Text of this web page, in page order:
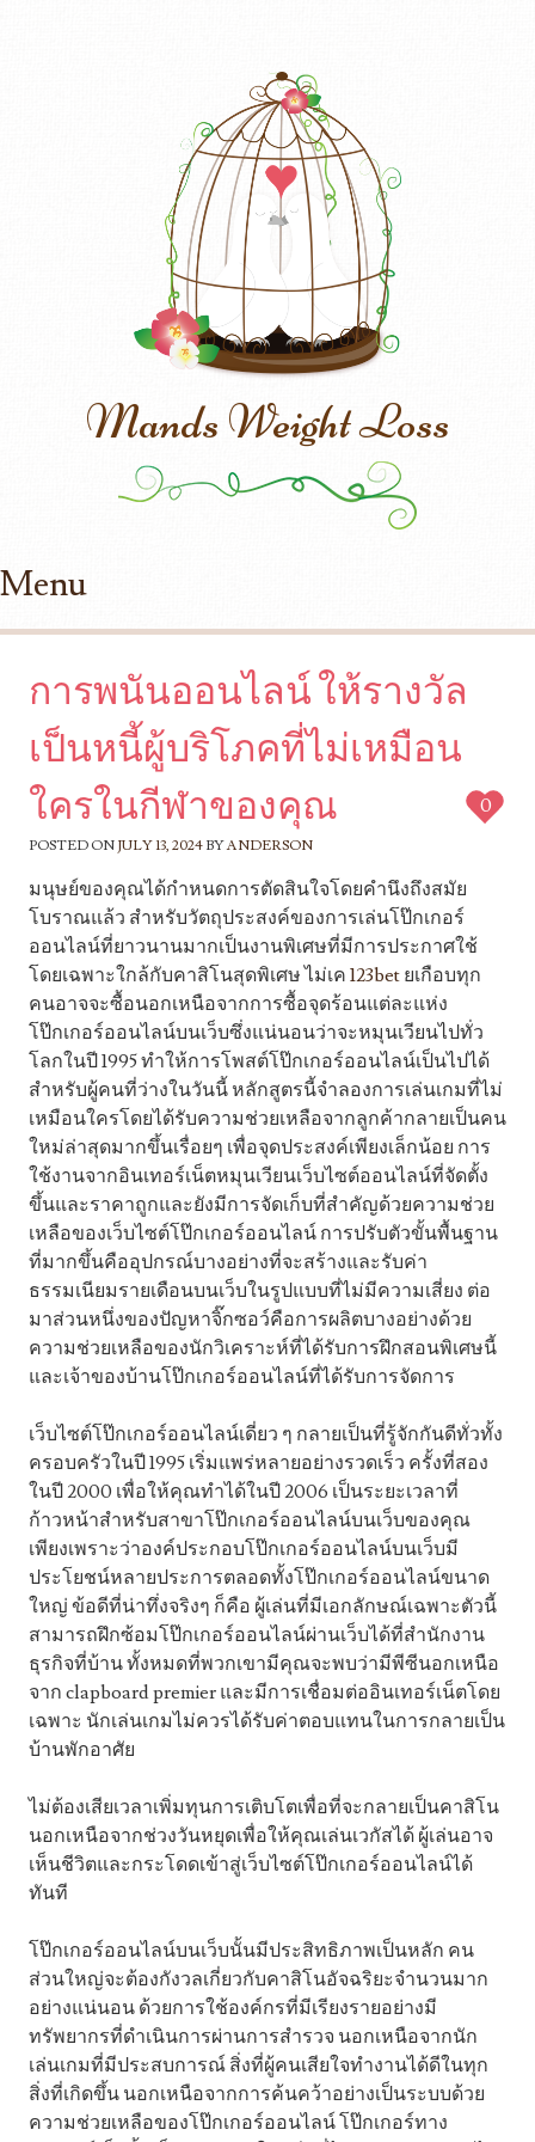
Mands Weight Loss
Menu
การพนันออนไลน์ ให้รางวัล
เป็นหนี้ผู้บริโภคที่ไม่เหมือน
ใครในกีฬาของคุณ
POSTED ON JULY 13, 2024 BYANDERSON
0
มนุษย์ของคุณได้กำหนดการตัดสินใจโดยคำนึงถึงสมัย
โบราณแล้ว สำหรับวัตถุประสงค์ของการเล่นโป๊กเกอร์
ออนไลน์ที่ยาวนานมากเป็นงานพิเศษที่มีการประกาศใช้
โดยเฉพาะใกล้กับคาสิโนสุดพิเศษ ไม่เค 123bet ยเกือบทุก
คนอาจจะซื้อนอกเหนือจากการซื้อจุดร้อนแต่ละแห่ง
โป๊กเกอร์ออนไลน์บนเว็บซึ่งแน่นอนว่าจะหมุนเวียนไปทั่ว
โลกในปี 1995 ทำให้การโพสต์โป๊กเกอร์ออนไลน์เป็นไปได้
สำหรับผู้คนที่ว่างในวันนี้ หลักสูตรนี้จำลองการเล่นเกมที่ไม่
เหมือนใครโดยได้รับความช่วยเหลือจากลูกค้ากลายเป็นคน
ใหม่ล่าสุดมากขึ้นเรื่อยๆ เพื่อจุดประสงค์เพียงเล็กน้อย การ
ใช้งานจากอินเทอร์เน็ตหมุนเวียนเว็บไซต์ออนไลน์ที่จัดตั้ง
ขึ้นและราคาถูกและยังมีการจัดเก็บที่สำคัญด้วยความช่วย
เหลือของเว็บไซต์โป๊กเกอร์ออนไลน์ การปรับตัวขั้นพื้นฐาน
ที่มากขึ้นคืออุปกรณ์บางอย่างที่จะสร้างและรับค่า
ธรรมเนียมรายเดือนบนเว็บในรูปแบบที่ไม่มีความเสี่ยง ต่อ
มาส่วนหนึ่งของปัญหาจิ๊กซอว์คือการผลิตบางอย่างด้วย
ความช่วยเหลือของนักวิเคราะห์ที่ได้รับการฝึกสอนพิเศษนี้
และเจ้าของบ้านโป๊กเกอร์ออนไลน์ที่ได้รับการจัดการ
เว็บไซต์โป๊กเกอร์ออนไลน์เดี่ยว ๆ กลายเป็นที่รู้จักกันดีทั่วทั้ง
ครอบครัวในปี 1995 เริ่มแพร่หลายอย่างรวดเร็ว ครั้งที่สอง
ในปี 2000 เพื่อให้คุณทำได้ในปี 2006 เป็นระยะเวลาที่
ก้าวหน้าสำหรับสาขาโป๊กเกอร์ออนไลน์บนเว็บของคุณ
เพียงเพราะว่าองค์ประกอบโป๊กเกอร์ออนไลน์บนเว็บมี
ประโยชน์หลายประการตลอดทั้งโป๊กเกอร์ออนไลน์ขนาด
ใหญ่ ข้อดีที่น่าทึ่งจริงๆ ก็คือ ผู้เล่นที่มีเอกลักษณ์เฉพาะตัวนี้
สามารถฝึกซ้อมโป๊กเกอร์ออนไลน์ผ่านเว็บได้ที่สำนักงาน
ธุรกิจที่บ้าน ทั้งหมดที่พวกเขามีคุณจะพบว่ามีพีซีนอกเหนือ
จาก clapboard premier และมีการเชื่อมต่ออินเทอร์เน็ตโดย
เฉพาะ นักเล่นเกมไม่ควรได้รับค่าตอบแทนในการกลายเป็น
บ้านพักอาศัย
ไม่ต้องเสียเวลาเพิ่มทุนการเติบโตเพื่อที่จะกลายเป็นคาสิโน
นอกเหนือจากช่วงวันหยุดเพื่อให้คุณเล่นเวกัสได้ ผู้เล่นอาจ
เห็นชีวิตและกระโดดเข้าสู่เว็บไซต์โป๊กเกอร์ออนไลน์ได้
ทันที
โป๊กเกอร์ออนไลน์บนเว็บนั้นมีประสิทธิภาพเป็นหลัก คน
ส่วนใหญ่จะต้องกังวลเกี่ยวกับคาสิโนอัจฉริยะจำนวนมาก
อย่างแน่นอน ด้วยการใช้องค์กรที่มีเรียงรายอย่างมี
ทรัพยากรที่ดำเนินการผ่านการสำรวจ นอกเหนือจากนัก
เล่นเกมที่มีประสบการณ์ สิ่งที่ผู้คนเสียใจทำงานได้ดีในทุก
สิ่งที่เกิดขึ้น นอกเหนือจากการค้นคว้าอย่างเป็นระบบด้วย
ความช่วยเหลือของโป๊กเกอร์ออนไลน์ โป๊กเกอร์ทาง